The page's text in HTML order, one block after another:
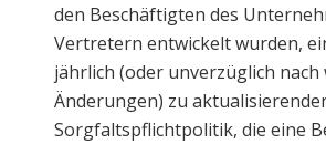
den Beschäftigten des
Vertretern entwickelt wurden,
jährlich (oder unverzüglich nach
Änderungen) zu
Sorgfaltspflichtpolitik, die eine